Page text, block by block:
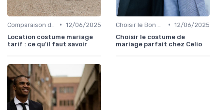
• 12/06/2025
Location costume mariage
tarif : ce qu'il faut savoir
• 12/06/2025
Choisir le costume de
mariage parfait chez Celio